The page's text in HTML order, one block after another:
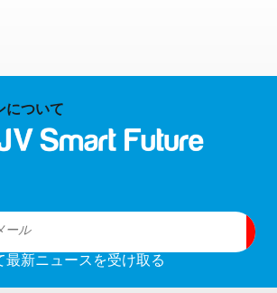
について
新ニュースを受け取る